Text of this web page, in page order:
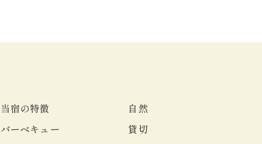
当宿の特徴
バーベキュー
自然
貸切